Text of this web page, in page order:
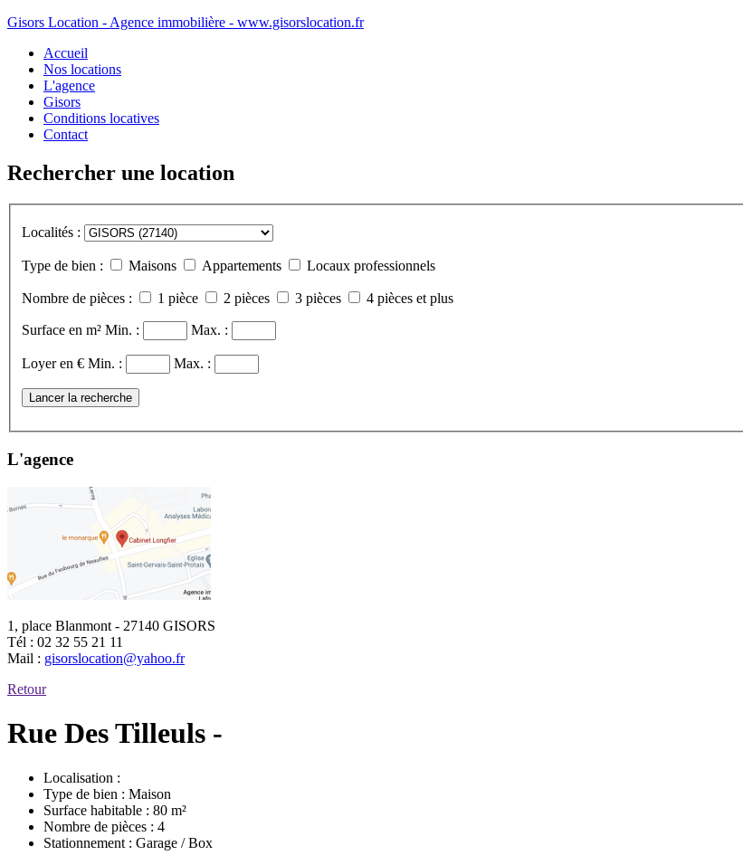
Gisors Location - Agence immobilière - www.gisorslocation.fr
Accueil
Nos locations
L'agence
Gisors
Conditions locatives
Contact
Rechercher une location
Localités :
Type de bien : Maisons Appartements Locaux professionnels
Nombre de pièces : 1 pièce 2 pièces 3 pièces 4 pièces et plus
Surface en m² Min. : Max. :
Loyer en € Min. : Max. :
Lancer la recherche
L'agence
1, place Blanmont - 27140 GISORS
Tél : 02 32 55 21 11
Mail : gisorslocation@yahoo.fr
Retour
Rue Des Tilleuls -
Localisation :
Type de bien : Maison
Surface habitable : 80 m²
Nombre de pièces : 4
Stationnement : Garage / Box